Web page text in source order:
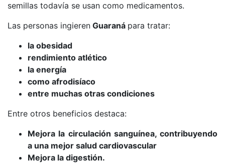
semillas todavía se usan como medicamentos.
Las personas ingieren Guaraná para tratar:
la obesidad
rendimiento atlético
la energía
como afrodisíaco
entre muchas otras condiciones
Entre otros beneficios destaca:
Mejora la circulación sanguínea, contribuyendo
a una mejor salud cardiovascular
Mejora la digestión.